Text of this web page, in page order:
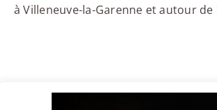
à Villeneuve-la-Garenne et autour de